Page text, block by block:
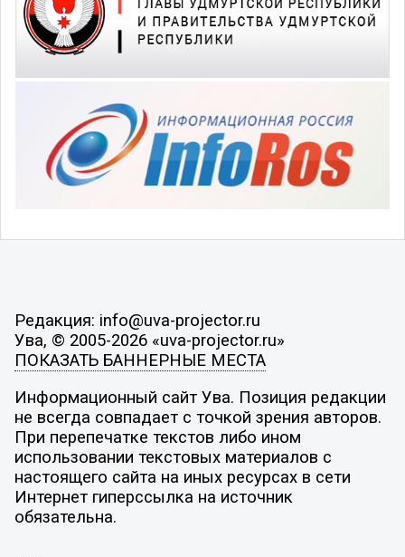
Редакция: info@uva-projector.ru
Ува, © 2005-2026 «uva-projector.ru»
ПОКАЗАТЬ БАННЕРНЫЕ МЕСТА
Информационный сайт Ува. Позиция редакции
не всегда совпадает с точкой зрения авторов.
При перепечатке текстов либо ином
использовании текстовых материалов с
настоящего сайта на иных ресурсах в сети
Интернет гиперссылка на источник
обязательна.